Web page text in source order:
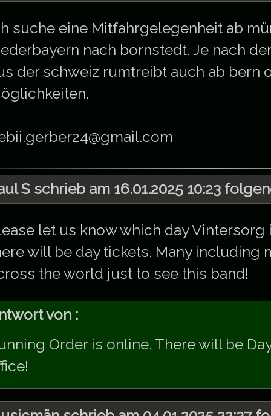
suche eine Mitfahrgelegenheit ab
nach bornstedt. Je nach
der schweiz rumtreibt auch ab bern
S schrieb am 16.01.2025 10:23
let us know which day
will be day tickets. Many including
the world just to see this band!
von :
Order is online. There will be